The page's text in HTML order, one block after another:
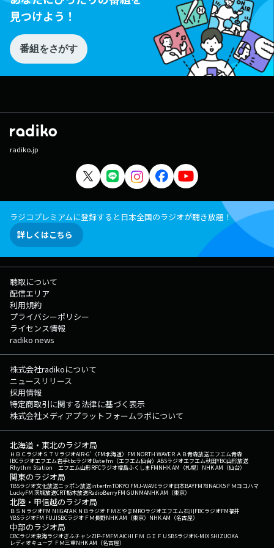
見つけよう！
番組をさがす
radiko.jp
ラジコプレミアムに登録すると日本全国のラジオが聴き放題！
詳しくはこちら
聴取について
配信エリア
利用規約
プライバシーポリシー
ライセンス情報
radiko news
株式会社radikoについて
ニュースリリース
採用情報
特定商取引に関する法律に基づく表示
株式会社メディアプラットフォームラボについて
北海道・東北のラジオ局
ＨＢＣラジオＳＴＶラジオAIR-G'（FM北海道） FM NORTH WAVEＲＡＢ青森放送エフエム青森
IBCラジオエフエム岩手tbcラジオDate fm（エフエム仙台） ABSラジオエフエム秋田YBC山形放送
Rhythm Station エフエム山形RFCラジオ福島ふくしまFMNHK AM（札幌） NHK AM（仙台）
関東のラジオ局
TBSラジオ文化放送ニッポン放送interfmTOKYO FMJ-WAVEラジオ日本BAYFM78NACK5 ＦＭヨコハマ
LuckyFM 茨城放送CRT栃木放送RadioBerryFM GUNMANHK AM（東京）
北陸・甲信越のラジオ局
ＢＳＮラジオFM NIIGATAＫＮＢラジオ ＦＭとやまMROラジオエフエム石川FBCラジオFM福井
YBSラジオFM FUJISBCラジオ ＦＭ長野NHK AM（東京） NHK AM（名古屋）
中部のラジオ局
CBCラジオ東海ラジオぎふチャンZIP-FMFM AICHI ＦＭ ＧＩＦＵ SBSラジオK-MIX SHIZUOKA
レディオキューブ ＦＭ三重NHK AM（名古屋）